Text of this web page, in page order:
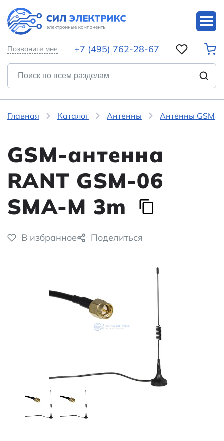
Позвоните мне +7 (495) 762-28-67
Главная Каталог Антенны Антенны GSM
GSM-антенна
RANT GSM-06
SMA-M 3m
В избранное Поделиться